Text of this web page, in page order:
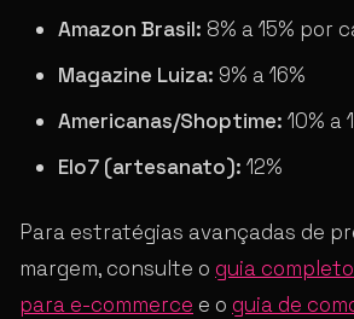
Amazon Brasil: 8% a 15% por
Magazine Luiza: 9% a 16%
Americanas/Shoptime: 10% a
Elo7 (artesanato): 12%
Para estratégias avançadas de
margem, consulte o guia
para e-commerce e o guia de